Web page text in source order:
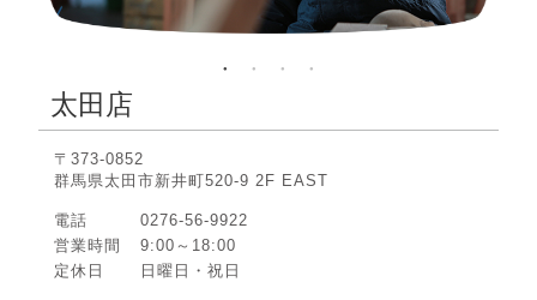
太田店
〒373-0852
群馬県太田市新井町520-9 2F EAST
電話
0276-56-9922
営業時間
9:00～18:00
定休日
日曜日・祝日